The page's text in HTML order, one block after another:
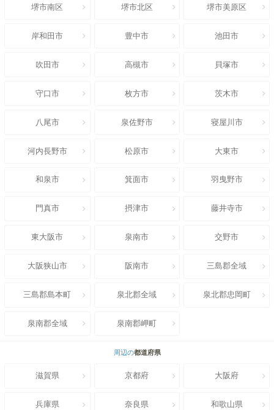
堺市南区 堺市北区 堺市美原区
岸和田市 豊中市 池田市
吹田市 高槻市 貝塚市
守口市 枚方市 茨木市
八尾市 泉佐野市 寝屋川市
河内長野市 松原市 大東市
和泉市 箕面市 羽曳野市
門真市 摂津市 藤井寺市
東大阪市 泉南市 交野市
大阪狭山市 阪南市 三島郡全域
三島郡島本町 泉北郡全域 泉北郡忠岡町
泉南郡全域 泉南郡岬町
周辺の都道府県
滋賀県 京都府 大阪府
兵庫県 奈良県 和歌山県